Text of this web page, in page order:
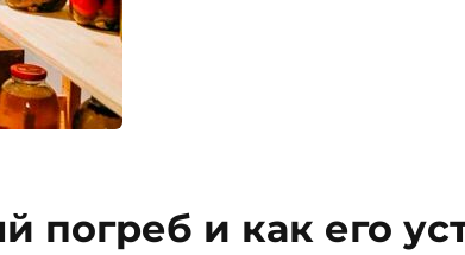
погреб и как его